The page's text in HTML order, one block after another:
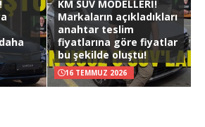
KM SUV MODELLERİ!
Markaların açıkladıkları
anahtar teslim
fiyatlarına göre fiyatlar
bu şekilde oluştu!
16 TEMMUZ 2026